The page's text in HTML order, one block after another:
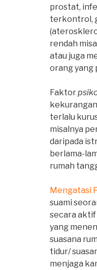
prostat,
terkontrol,
rendah
atau juga
orang yang
Faktor
terlalu
misalnya
daripada
berlama-
rumah
Mengatasi
suami
secara aktif
yang
suasana
tidur/
menjaga